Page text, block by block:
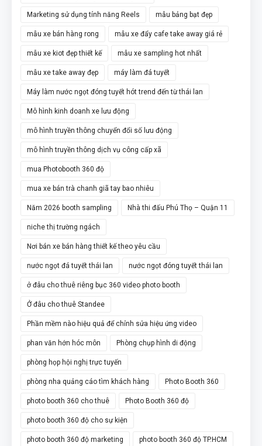
Marketing sử dụng tính năng Reels mẫu bảng bạt đẹp
mẫu xe bán hàng rong mẫu xe đẩy cafe take away giá rẻ
mẫu xe kiot đẹp thiết kế mẫu xe sampling hot nhất
mẫu xe take away đẹp máy làm đá tuyết
Máy làm nước ngọt đóng tuyết hót trend đến từ thái lan
Mô hình kinh doanh xe lưu động
mô hình truyền thông chuyển đổi số lưu động
mô hình truyền thông dịch vụ công cấp xã
mua Photobooth 360 độ
mua xe bán trà chanh giã tay bao nhiêu
Năm 2026 booth sampling Nhà thi đấu Phú Thọ – Quận 11
niche thị trường ngách
Nơi bán xe bán hàng thiết kế theo yêu cầu
nước ngọt đá tuyết thái lan nước ngọt đóng tuyết thái lan
ở đâu cho thuê riêng bục 360 video photo booth
Ở đâu cho thuê Standee
Phần mềm nào hiệu quả để chỉnh sửa hiệu ứng video
phan văn hớn hóc môn Phòng chụp hình di động
phòng họp hội nghị trực tuyến
phòng nha quảng cáo tìm khách hàng Photo Booth 360
photo booth 360 cho thuê Photo Booth 360 độ
photo booth 360 độ cho sự kiện
photo booth 360 độ marketing photo booth 360 độ TP.HCM